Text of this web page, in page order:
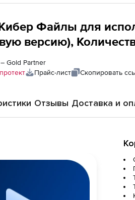
Файлы для
версию),
Gold Partner
Прайс-лист Скопировать
Отзывы Доставка и